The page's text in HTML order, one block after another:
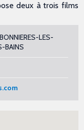
deux à trois films
LES-
BAINS